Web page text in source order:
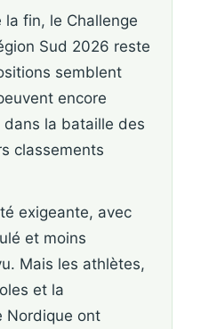
fin, le Challenge
Sud 2026 reste
semblent
encore
la bataille des
classements
exigeante, avec
et moins
Mais les athlètes,
et la
Nordique ont